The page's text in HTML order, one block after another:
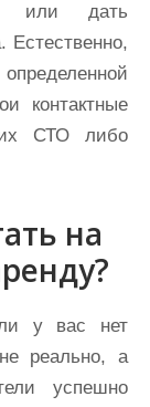
или дать
Естественно,
контактные
СТО либо
на
у вас нет
реально, а
успешно